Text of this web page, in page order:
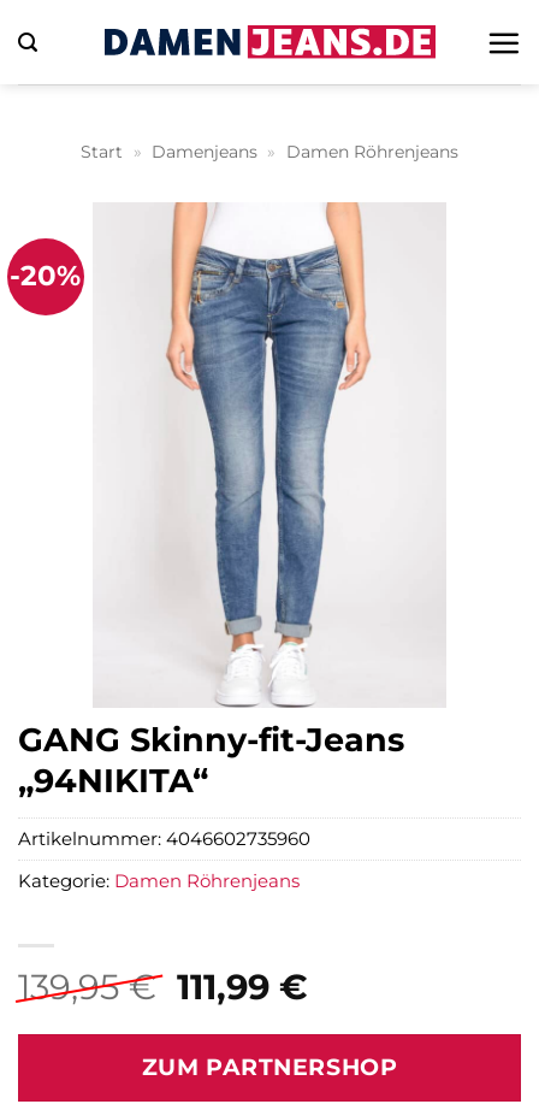
Inhalt
springen
Start » Damenjeans » Damen Röhrenjeans
-20%
GANG Skinny-fit-Jeans
„94NIKITA“
139,95€ Ursprünglicher
Preis
war:
139,95 €
111,99 €Aktueller
ist:
111,99 €.
ZUM PARTNERSHOP
Artikelnummer: 4046602735960
Kategorie: Damen Röhrenjeans